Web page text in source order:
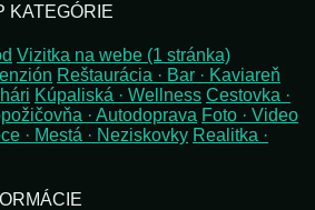
KATEGÓRIE
Vizitka na webe (1 stránka)
Reštaurácia · Bar · Kaviareň
Kúpaliská · Wellness Cestovka ·
· Autodoprava Foto · Video
· Mestá · Neziskovky Realitka ·